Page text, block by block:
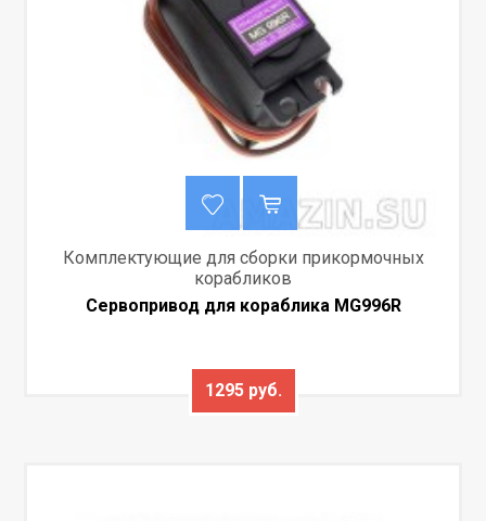
Комплектующие для сборки прикормочных
корабликов
Сервопривод для кораблика MG996R
1295 руб.